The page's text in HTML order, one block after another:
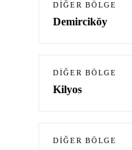
DIĞER BÖLGE
Demirciköy
DIĞER BÖLGE
Kilyos
DIĞER BÖLGE